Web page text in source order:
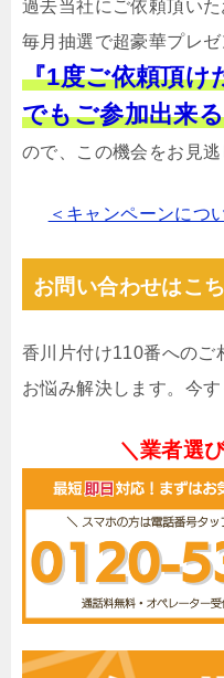
過去当社にご依頼頂い
毎月抽選で超豪華プレ
『1度ご依頼頂け
でもご参加出来
ので、この機会をお見逃
＜キャンペーンにつ
お問い合わせはこ
香川片付け110番へのご
お悩み解決します。今す
＼業者選